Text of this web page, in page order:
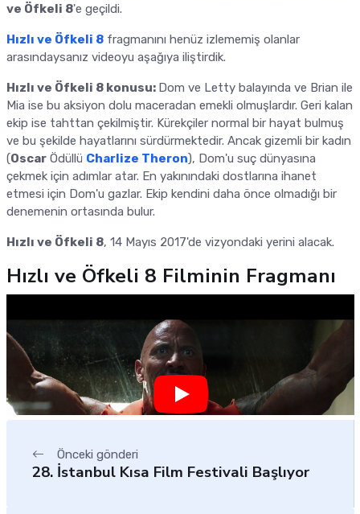
ve Öfkeli 8'e geçildi.
Hızlı ve Öfkeli 8fragmanını henüz izlememiş olanlar
arasındaysanız videoyu aşağıya iliştirdik.
Hızlı ve Öfkeli 8 konusu: Dom ve Letty balayında ve Brian ile
Mia ise bu aksiyon dolu maceradan emekli olmuşlardır. Geri kalan
ekip ise tahttan çekilmiştir. Kürekçiler normal bir hayat bulmuş
ve bu şekilde hayatlarını sürdürmektedir. Ancak gizemli bir kadın
(OscarÖdüllü Charlize Theron), Dom'u suç dünyasına
çekmek için adımlar atar. En yakınındaki dostlarına ihanet
etmesi için Dom'u gazlar. Ekip kendini daha önce olmadığı bir
denemenin ortasında bulur.
Hızlı ve Öfkeli 8, 14 Mayıs 2017'de vizyondaki yerini alacak.
Hızlı ve Öfkeli 8 Filminin Fragmanı
Önceki gönderi
28. İstanbul Kısa Film Festivali Başlıyor